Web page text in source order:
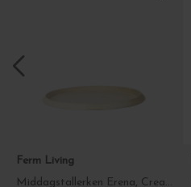
Ferm Living
Middagstallerken Erena, Cream Ø:29